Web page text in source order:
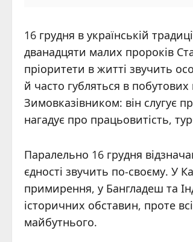
16 грудня в українській
дванадцяти малих пророків
пріоритети в житті звучить
й часто губляться в
Зимовказівником: він слугує
нагадує про працьовитість,
Паралельно 16 грудня
єдності звучить по-своєму. У
примирення, у Бангладеш та
історичних обставин, проте
майбутнього.